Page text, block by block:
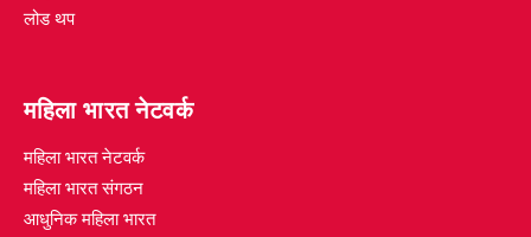
लोड थप
महिला भारत नेटवर्क
महिला भारत नेटवर्क
महिला भारत संगठन
आधुनिक महिला भारत